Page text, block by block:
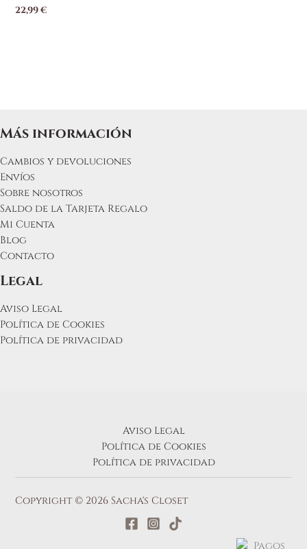
22,99€
Más información
Cambios y devoluciones
Envíos
Sobre nosotros
Saldo de la Tarjeta Regalo
Mi Cuenta
Blog
Contacto
Legal
Aviso Legal
Política de Cookies
Política de privacidad
Aviso Legal
Política de Cookies
Política de privacidad
Copyright © 2026 Sacha's Closet